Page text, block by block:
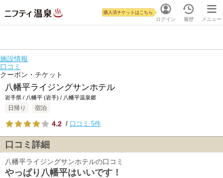
ログイン
購入済チケットはこちら
履歴 メニュー
施設情報
口コミ
クーポン・チケット
八幡平ライジングサンホテル
岩手県 / 八幡平 (岩手) / 八幡平温泉郷
日帰り 宿泊
4.2 / 口コミ 5件
口コミ詳細
八幡平ライジングサンホテルの口コミ
やっぱり八幡平はいいです！